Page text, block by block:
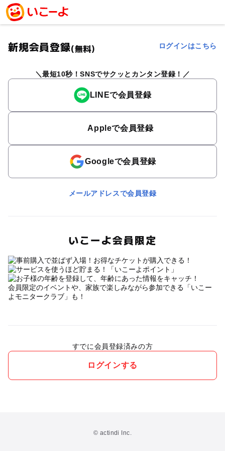
新規会員登録(無料) ログインはこちら
最短10秒！SNSでサクッとカンタン登録！
LINEで会員登録
Appleで会員登録
Googleで会員登録
メールアドレスで会員登録
いこーよ会員限定
会員限定のイベントや、家族で楽しみながら参加できる「いこー
よモニタークラブ」も！
すでに会員登録済みの方
ログインする
© actindi Inc.